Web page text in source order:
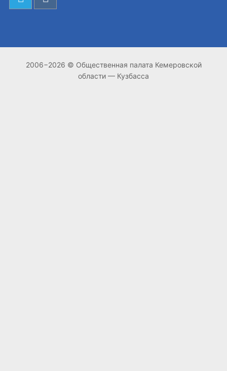
2006−2026 © Общественная палата Кемеровской
области — Кузбасса